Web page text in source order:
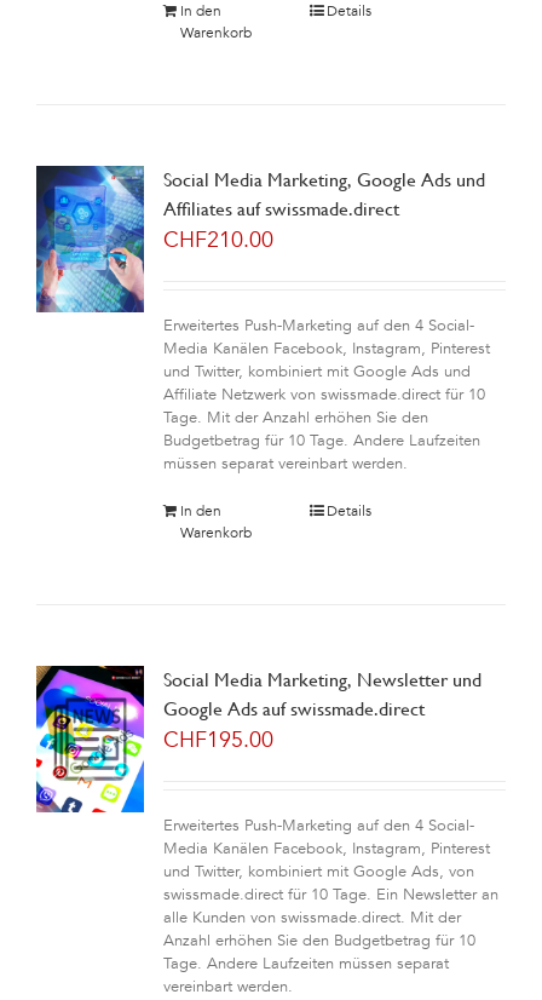
In den
Warenkorb
Details
Social Media Marketing, Google Ads und
Affiliates auf swissmade.direct
CHF210.00
Erweitertes Push-Marketing auf den 4 Social-
Media Kanälen Facebook, Instagram, Pinterest
und Twitter, kombiniert mit Google Ads und
Affiliate Netzwerk von swissmade.direct für 10
Tage. Mit der Anzahl erhöhen Sie den
Budgetbetrag für 10 Tage. Andere Laufzeiten
müssen separat vereinbart werden.
In den
Warenkorb
Details
Social Media Marketing, Newsletter und
Google Ads auf swissmade.direct
CHF195.00
Erweitertes Push-Marketing auf den 4 Social-
Media Kanälen Facebook, Instagram, Pinterest
und Twitter, kombiniert mit Google Ads, von
swissmade.direct für 10 Tage. Ein Newsletter an
alle Kunden von swissmade.direct. Mit der
Anzahl erhöhen Sie den Budgetbetrag für 10
Tage. Andere Laufzeiten müssen separat
vereinbart werden.